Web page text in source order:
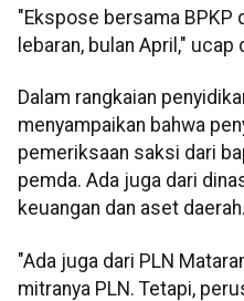
"Ekspose bersama BPKP
lebaran, bulan April," ucap
Dalam rangkaian
menyampaikan bahwa
pemeriksaan saksi dari
pemda. Ada juga dari
keuangan dan aset daerah.
"Ada juga dari PLN
mitranya PLN. Tetapi,